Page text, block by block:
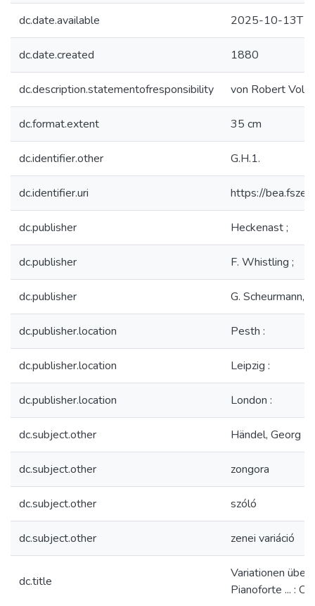
dc.date.available 2025-10-
dc.date.created 1880
dc.description.statementofresponsibility von Robert
dc.format.extent 35 cm
dc.identifier.other G.H.1.
dc.identifier.uri https://
dc.publisher Heckenast ;
dc.publisher F. Whistling ;
dc.publisher G. Scheurmann,
dc.publisher.location Pesth :
dc.publisher.location Leipzig :
dc.publisher.location London :
dc.subject.other Händel, Georg
dc.subject.other zongora
dc.subject.other szóló
dc.subject.other zenei variáció
dc.title
Variationen über
Pianoforte ... :